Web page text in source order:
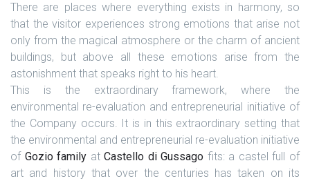
There are places where everything exists in harmony, so
that the visitor experiences strong emotions that arise not
only from the magical atmosphere or the charm of ancient
buildings, but above all these emotions arise from the
astonishment that speaks right to his heart.
This is the extraordinary framework, where the
environmental re-evaluation and entrepreneurial initiative of
the Company occurs. It is in this extraordinary setting that
the environmental and entrepreneurial re-evaluation initiative
of Gozio family atCastello di Gussago fits: a castel full of
art and history that over the centuries has taken on its